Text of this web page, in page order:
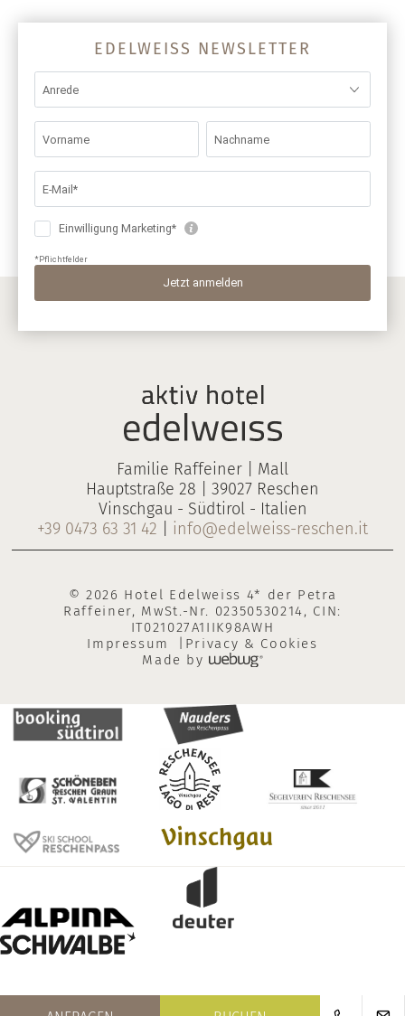
EDELWEISS NEWSLETTER
Familie Raffeiner | Mall
Hauptstraße 28 | 39027 Reschen
Vinschgau - Südtirol - Italien
+39 0473 63 31 42
info@edelweiss-reschen.it
© 2026 Hotel Edelweiss 4* der Petra
Raffeiner, MwSt.-Nr. 02350530214, CIN:
IT021027A1IIK98AWH
Impressum
Privacy & Cookies
Made by